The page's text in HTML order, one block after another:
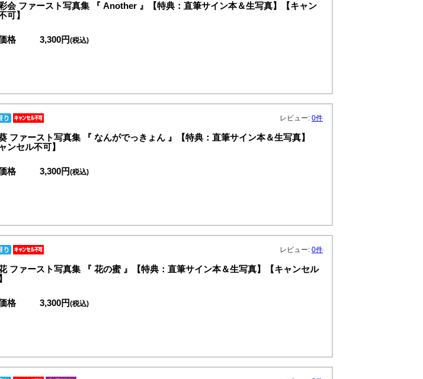
会 ファースト写真集 『 Another 』【特典：直筆サイン本＆生写真】【キャン
可】
格 3,300円(税込)
レビュー: 0件
ファースト写真集 『 なんがでっきょん 』【特典：直筆サイン本＆生写真】
ンセル不可】
格 3,300円(税込)
レビュー: 0件
ファースト写真集 『 花の蜜 』【特典：直筆サイン本＆生写真】【キャンセル
格 3,300円(税込)